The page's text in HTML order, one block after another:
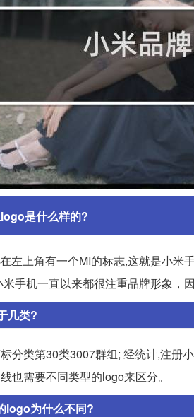
logo是什么样的?
左上角有一个MI的标志,这就是小米
手机一直以来都很注重品牌形象，
几类?
分类第30类3007群组; 经统计,注册
也需要不同类型的logo来区分。
logo为什么不同?